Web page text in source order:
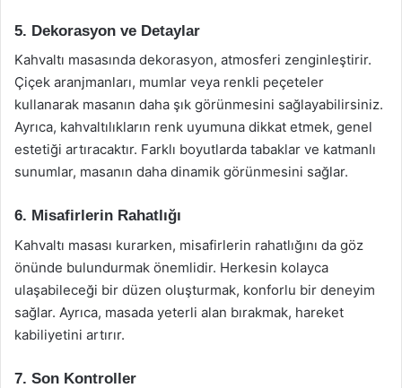
5. Dekorasyon ve Detaylar
Kahvaltı masasında dekorasyon, atmosferi zenginleştirir.
Çiçek aranjmanları, mumlar veya renkli peçeteler
kullanarak masanın daha şık görünmesini sağlayabilirsiniz.
Ayrıca, kahvaltılıkların renk uyumuna dikkat etmek, genel
estetiği artıracaktır. Farklı boyutlarda tabaklar ve katmanlı
sunumlar, masanın daha dinamik görünmesini sağlar.
6. Misafirlerin Rahatlığı
Kahvaltı masası kurarken, misafirlerin rahatlığını da göz
önünde bulundurmak önemlidir. Herkesin kolayca
ulaşabileceği bir düzen oluşturmak, konforlu bir deneyim
sağlar. Ayrıca, masada yeterli alan bırakmak, hareket
kabiliyetini artırır.
7. Son Kontroller